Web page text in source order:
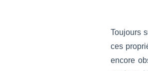
Toujours
ces
encore